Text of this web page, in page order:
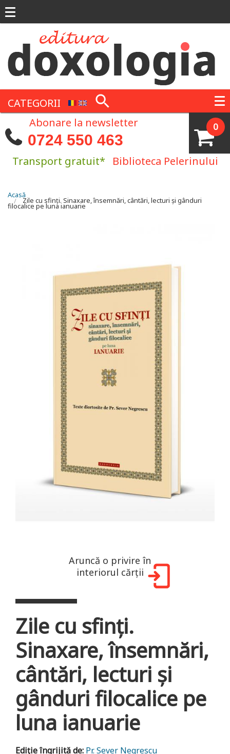
CATEGORII
0
Abonare la newsletter
0724 550 463
Transport gratuit* Biblioteca Pelerinului
Eşti aici
Acasă
Zile cu sfinți. Sinaxare, însemnări, cântări, lecturi și gânduri
filocalice pe luna ianuarie
Aruncă o privire în
interiorul cărții
Zile cu sfinți.
Sinaxare, însemnări,
cântări, lecturi și
gânduri filocalice pe
luna ianuarie
Ediție îngrijită de: Pr. Sever Negrescu